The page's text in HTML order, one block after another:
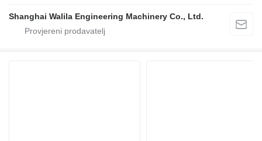
Shanghai Walila Engineering Machinery Co., Ltd.